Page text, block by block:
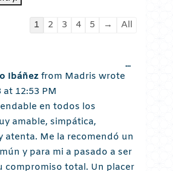
Guestbook
1 2 3 4 5 →
All
Ibáñez from Madris wrote
at 12:53 PM
en todos los
amable, simpática,
atenta. Me la recomendó un
y para mi a pasado a ser
compromiso total. Un placer
...Toggle